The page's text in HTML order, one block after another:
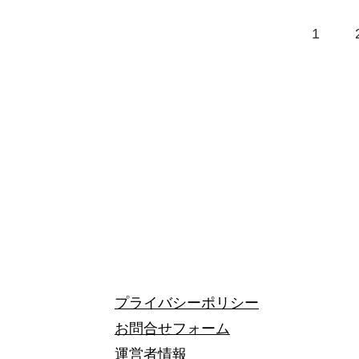
1
プライバシーポリシー
お問合せフォーム
運営者情報